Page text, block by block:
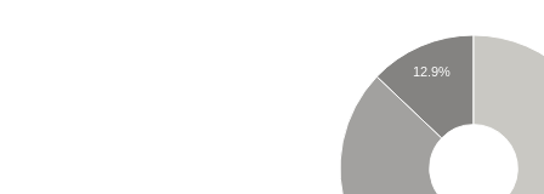
12.9%